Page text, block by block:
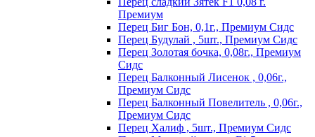
Премиум
Перец Биг Бон, 0,1г., Премиум Сидс
Перец Будулай , 5шт., Премиум Сидс
Перец Золотая бочка, 0,08г., Премиум
Сидс
Перец Балконный Лисенок , 0,06г.,
Премиум Сидс
Перец Балконный Повелитель , 0,06г.,
Премиум Сидс
Перец Халиф , 5шт., Премиум Сидс